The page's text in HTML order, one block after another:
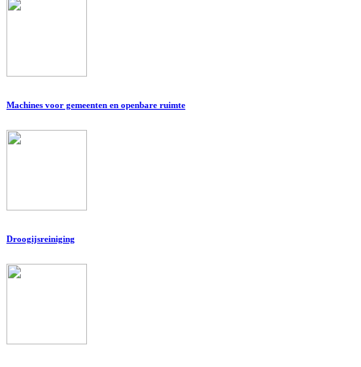
Machines voor gemeenten en openbare ruimte
Droogijsreiniging